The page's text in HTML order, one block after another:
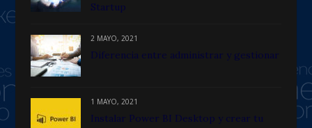
Startup
2 MAYO, 2021
Diferencia entre administrar y gestionar
1 MAYO, 2021
Instalar Power BI Desktop y crear tu